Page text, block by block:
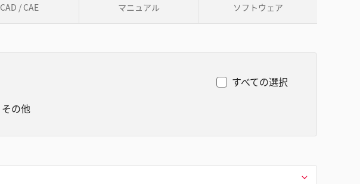
CAD / CAE マニュアル ソフトウェア
その他
すべての選択